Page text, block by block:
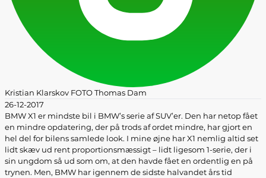
Kristian Klarskov FOTO Thomas Dam
26-12-2017
BMW X1 er mindste bil i BMW’s serie af SUV’er. Den har netop fået
en mindre opdatering, der på trods af ordet mindre, har gjort en
hel del for bilens samlede look. I mine øjne har X1 nemlig altid set
lidt skæv ud rent proportionsmæssigt – lidt ligesom 1-serie, der i
sin ungdom så ud som om, at den havde fået en ordentlig en på
trynen. Men, BMW har igennem de sidste halvandet års tid